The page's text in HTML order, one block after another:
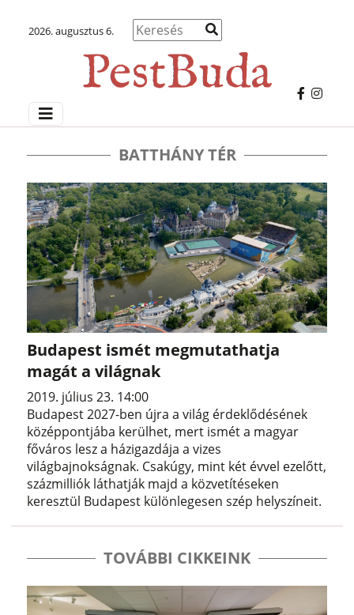
2026. augusztus 6.
BATTHÁNY TÉR
Budapest ismét megmutathatja
magát a világnak
2019. július 23. 14:00
Budapest 2027-ben újra a világ érdeklődésének
középpontjába kerülhet, mert ismét a magyar
főváros lesz a házigazdája a vizes
világbajnokságnak. Csakúgy, mint két évvel ezelőtt,
százmilliók láthatják majd a közvetítéseken
keresztül Budapest különlegesen szép helyszíneit.
TOVÁBBI CIKKEINK